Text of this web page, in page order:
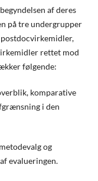
af deres
på tre undergrupper
rettet mod
følgende:
komparative
i den
og
evalueringen.